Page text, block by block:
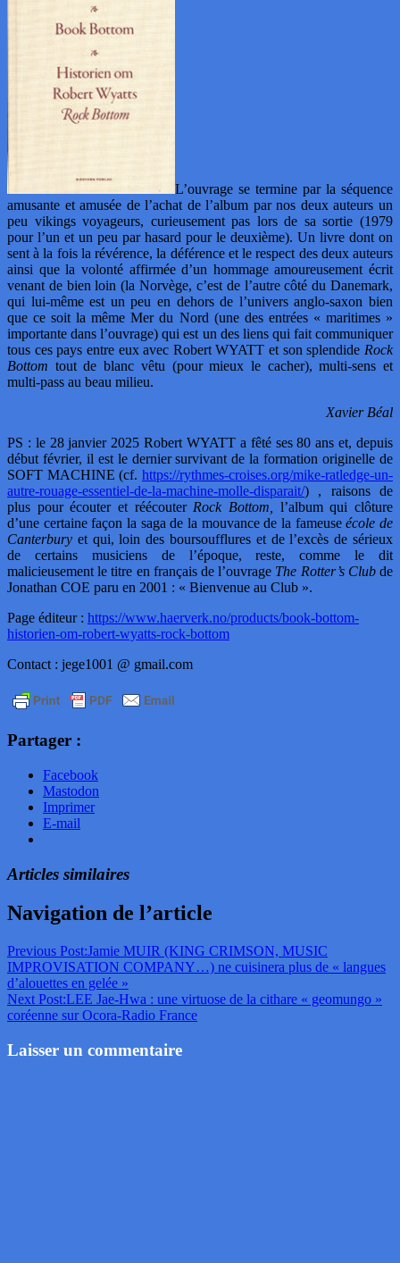
L’ouvrage se termine par la séquence
amusante et amusée de l’achat de l’album par nos deux auteurs un
peu vikings voyageurs, curieusement pas lors de sa sortie (1979
pour l’un et un peu par hasard pour le deuxième). Un livre dont on
sent à la fois la révérence, la déférence et le respect des deux auteurs
ainsi que la volonté affirmée d’un hommage amoureusement écrit
venant de bien loin (la Norvège, c’est de l’autre côté du Danemark,
qui lui-même est un peu en dehors de l’univers anglo-saxon bien
que ce soit la même Mer du Nord (une des entrées « maritimes »
importante dans l’ouvrage) qui est un des liens qui fait communiquer
tous ces pays entre eux avec Robert WYATT et son splendide Rock
Bottom tout de blanc vêtu (pour mieux le cacher), multi-sens et
multi-pass au beau milieu.
Xavier Béal
PS : le 28 janvier 2025 Robert WYATT a fêté ses 80 ans et, depuis
début février, il est le dernier survivant de la formation originelle de
SOFT MACHINE (cf. https://rythmes-croises.org/mike-ratledge-un-
autre-rouage-essentiel-de-la-machine-molle-disparait/) , raisons de
plus pour écouter et réécouter Rock Bottom, l’album qui clôture
d’une certaine façon la saga de la mouvance de la fameuseécole de
Canterbury et qui, loin des boursoufflures et de l’excès de sérieux
de certains musiciens de l’époque, reste, comme le dit
malicieusement le titre en français de l’ouvrage The Rotter’s Clubde
Jonathan COE paru en 2001 : « Bienvenue au Club ».
Page éditeur : https://www.haerverk.no/products/book-bottom-
historien-om-robert-wyatts-rock-bottom
Contact : jege1001 @ gmail.com
Partager :
Facebook
Mastodon
Imprimer
E-mail
Articles similaires
Navigation de l’article
Previous Post:Jamie MUIR (KING CRIMSON, MUSIC
IMPROVISATION COMPANY…) ne cuisinera plus de « langues
d’alouettes en gelée »
Next Post:LEE Jae-Hwa : une virtuose de la cithare « geomungo »
coréenne sur Ocora-Radio France
Laisser un commentaire